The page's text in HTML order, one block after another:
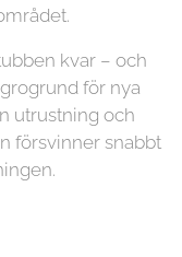
kvar – och
för nya
utrustning och
försvinner snabbt